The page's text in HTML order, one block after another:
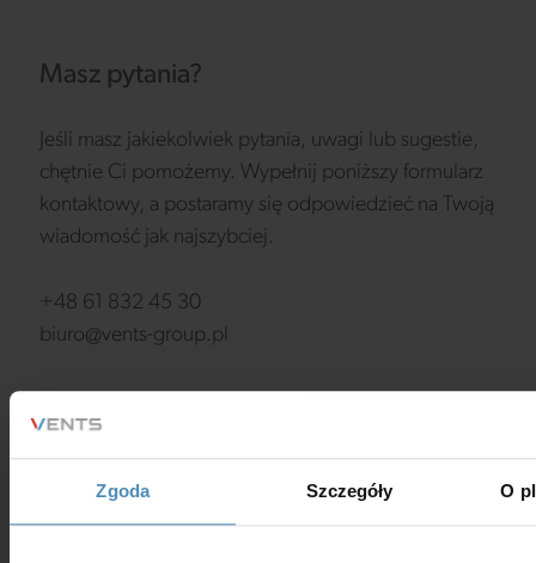
Zgoda Szczegóły O
Masz pytania?
Jeśli masz jakiekolwiek pytania, uwagi lub sugestie,
chętnie Ci pomożemy. Wypełnij poniższy formularz
kontaktowy, a postaramy się odpowiedzieć na Twoją
wiadomość jak najszybciej.
+48 61 832 45 30
biuro@vents-group.pl